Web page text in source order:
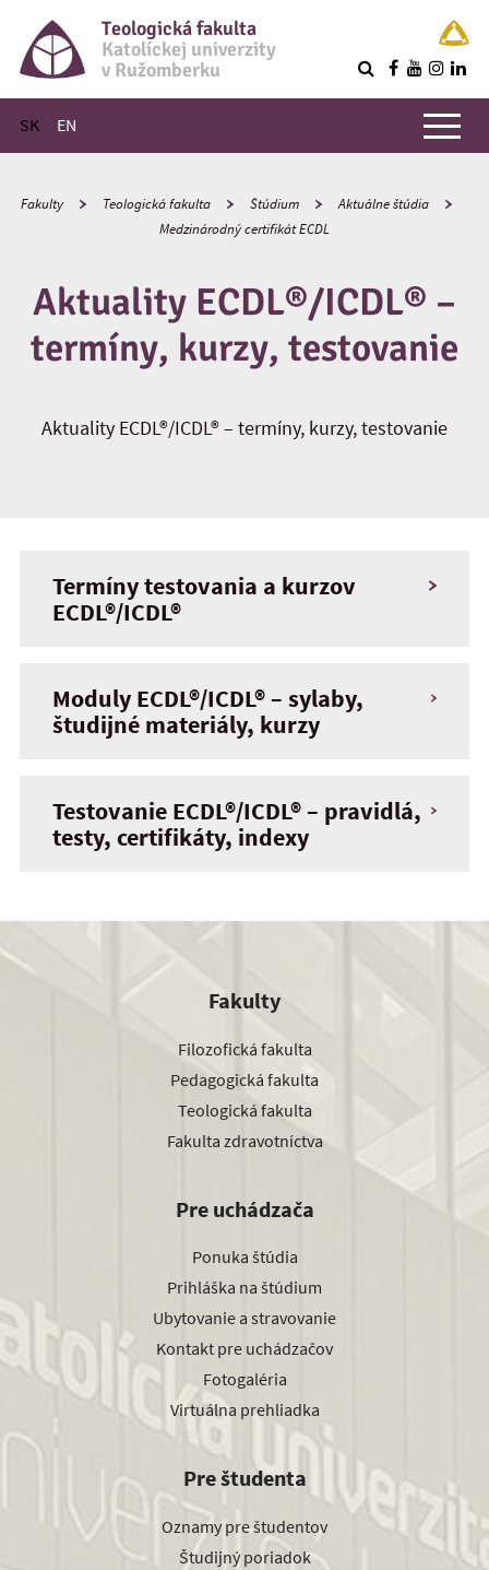
Teologická fakulta
Katolíckej univerzity
v Ružomberku
SK EN
Hlavné menu
Fakulty Teologická fakulta Štúdium
Aktuálne štúdia
Medzinárodný certifikát ECDL
Aktuality ECDL®/ICDL® –
termíny, kurzy, testovanie
Aktuality ECDL®/ICDL® – termíny, kurzy, testovanie
Termíny testovania a kurzov
ECDL®/ICDL®
Moduly ECDL®/ICDL® – sylaby,
študijné materiály, kurzy
Testovanie ECDL®/ICDL® – pravidlá,
testy, certifikáty, indexy
Fakulty
Filozofická fakulta
Pedagogická fakulta
Teologická fakulta
Fakulta zdravotníctva
Pre uchádzača
Ponuka štúdia
Prihláška na štúdium
Ubytovanie a stravovanie
Kontakt pre uchádzačov
Fotogaléria
Virtuálna prehliadka
Pre študenta
Oznamy pre študentov
Študijný poriadok